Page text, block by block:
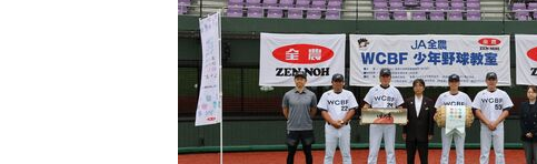
Japanese